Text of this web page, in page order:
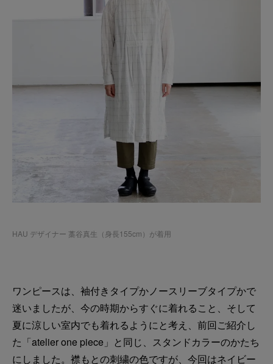
HAU デザイナー 藁谷真生（身長155cm）が着用
ワンピースは、袖付きタイプかノースリーブタイプかで
迷いましたが、今の時期からすぐに着れること、そして
夏に涼しい室内でも着れるようにと考え、前回ご紹介し
た「atelier one piece」と同じ、スタンドカラーのかたち
にしました。襟もとの刺繍の色ですが、今回はネイビー